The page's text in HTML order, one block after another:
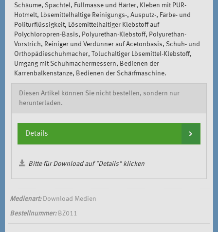
Schäume, Spachtel, Füllmasse und Härter, Kleben mit PUR-
Hotmelt, Lösemittelhaltige Reinigungs-, Ausputz-, Färbe- und
Politurflüssigkeit, Lösemittelhaltiger Klebstoff auf
Polychloropren-Basis, Polyurethan-Klebstoff, Polyurethan-
Vorstrich, Reiniger und Verdünner auf Acetonbasis, Schuh- und
Orthopädieschuhmacher, Toluchaltiger Lösemittel-Klebstoff,
Umgang mit Schuhmachermessern, Bedienen der
Karrenbalkenstanze, Bedienen der Schärfmaschine.
Diesen Artikel können Sie nicht bestellen, sondern nur
herunterladen.
Details
Bitte für Download auf "Details" klicken
Medienart:Download Medien
Bestellnummer:BZ011